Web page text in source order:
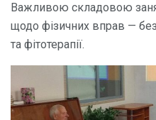
Важливою складовою
щодо фізичних вправ —
та фітотерапії.